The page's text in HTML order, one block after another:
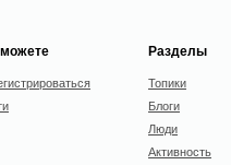
Разделы
Топики
Блоги
Люди
Активность